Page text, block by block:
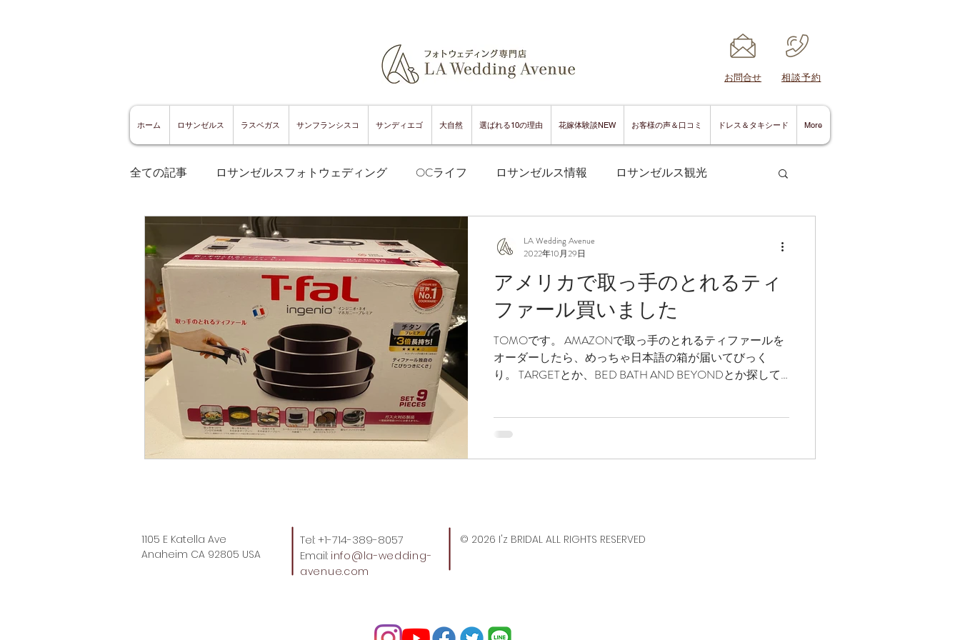
​お問合せ ​相談予約
ホーム ロサンゼルス ラスベガス サンフランシスコ サンディエゴ 大自然 選ばれる10の理由 花嫁体験談NEW お客様の声＆口コミ ドレス＆タキシード More
全ての記事 ロサンゼルスフォトウェディング OCライフ ロサンゼルス情報 ロサンゼルス観光
ロサンゼルスグルメ
サンフランシスコ観光 サンフランシスコグルメ サンディエゴフォトウェディング サンディエゴ情報
サンディエゴ観光 サンディエゴグルメ ラスベガスフォトウェディング ラスベガス情報
ラスベガス観光 ラスベガスグルメ ハワイフォトウェディング
ハワイグルメ ロサンゼルスウェディング サンフランシスコウェディング サンディエゴウェディング
ウェディングプランナーの1日 LA WEDDING AVENUEスタッフの1日
アメリカで取っ手のとれるティ
ファール買いました
TOMOです。 AMAZONで取っ手のとれるティファールを
オーダーしたら、めっちゃ日本語の箱が届いてびっく
り。 TARGETとか、BED BATH AND BEYONDとか探して
LA Wedding Avenue
2022年10月29日
1105 E Katella Ave
Anaheim CA 92805 USA
Tel: +1-714-389-8057
Email: info@la-wedding-
avenue.com
© 2026 I'z BRIDAL ALL RIGHTS RESERVED